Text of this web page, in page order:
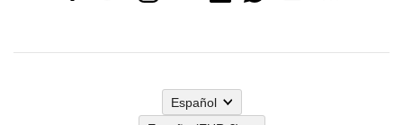
Español